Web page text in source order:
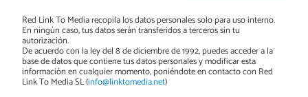
Red Link To Media recopila los datos personales solo para uso interno.
En ningún caso, tus datos serán transferidos a terceros sin tu
autorización.
De acuerdo con la ley del 8 de diciembre de 1992, puedes acceder a la
base de datos que contiene tus datos personales y modificar esta
información en cualquier momento, poniéndote en contacto con Red
Link To Media SL (info@linktomedia.net)